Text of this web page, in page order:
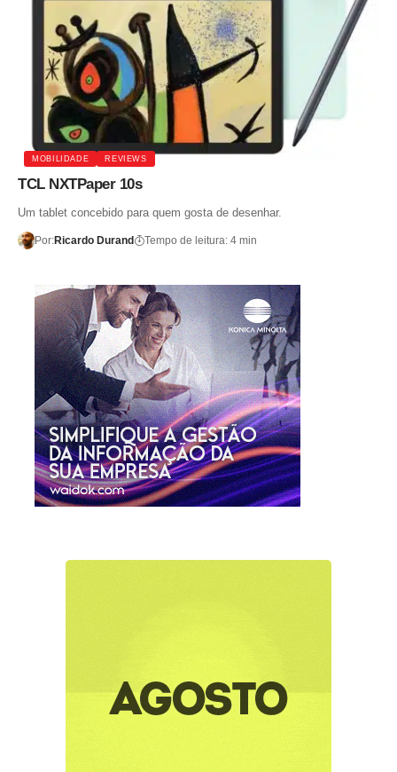
MOBILIDADE REVIEWS
TCL NXTPaper 10s
Um tablet concebido para quem gosta de desenhar.
Por:Ricardo Durand Tempo de leitura: 4 min